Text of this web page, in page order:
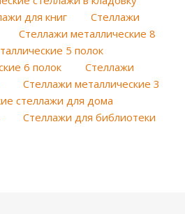
для книг
Стеллажи
Стеллажи металлические 8
5 полок
6 полок
Стеллажи
Стеллажи металлические 3
стеллажи для дома
Стеллажи для библиотеки